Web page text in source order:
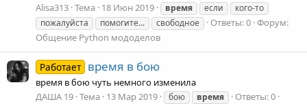
Alisa313 Тема 18 Июн 2019 время если
кого-то
пожалуйста
помогите... свободное Ответы: 0 Форум:
Общение Python мододелов
Работает время в бою
время в бою чуть немного изменила
ДАША 19 Тема 13 Мар 2019 бою время
Ответы: 0